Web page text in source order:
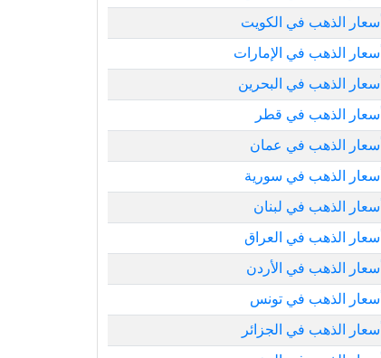
أسعار الذهب في الكويت
أسعار الذهب في الإمارات
أسعار الذهب في البحرين
أسعار الذهب في قطر
أسعار الذهب في عمان
أسعار الذهب في سورية
أسعار الذهب في لبنان
أسعار الذهب في العراق
أسعار الذهب في الأردن
أسعار الذهب في تونس
أسعار الذهب في الجزائر